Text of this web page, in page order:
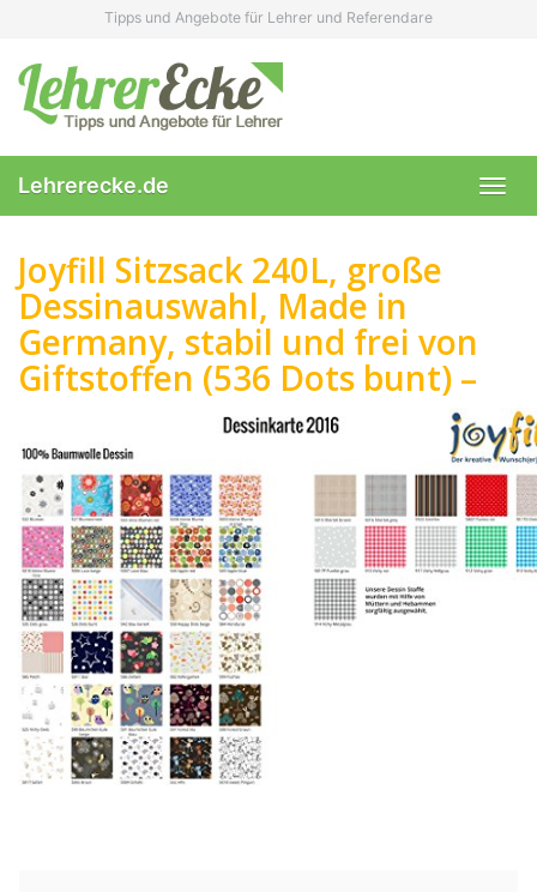
content
Tipps und Angebote für Lehrer und Referendare
Lehrerecke.de
Joyfill Sitzsack 240L, große
Dessinauswahl, Made in
Germany, stabil und frei von
Giftstoffen (536 Dots bunt) –